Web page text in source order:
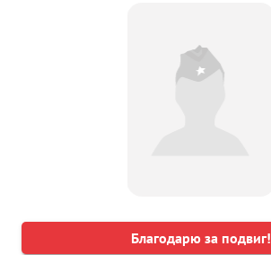
Благодарю за подвиг!